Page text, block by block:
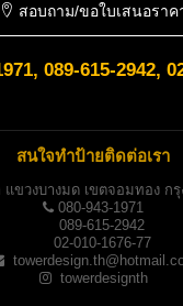
สอบถาม/ขอใบเสนอราค
089-615-2942,
สนใจทำป้ายติดต่อเรา
วงบางมด เขตจอมทอง กรุ
080-943-1971
089-615-2942
02-010-1676-77
towerdesignth